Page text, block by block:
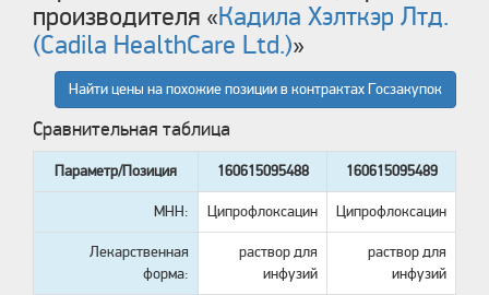
производителя «Кадила Хэлткэр Лтд.
(Cadila HealthCare Ltd.)»
Найти цены на похожие позиции в контрактах Госзакупок
Сравнительная таблица
Параметр/Позиция 160615095488 160615095489
МНН: Ципрофлоксацин Ципрофлоксацин
Лекарственная
форма:
раствор для
инфузий
раствор для
инфузий